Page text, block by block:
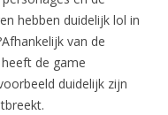
hebben duidelijk lol in
van de
de game
duidelijk zijn